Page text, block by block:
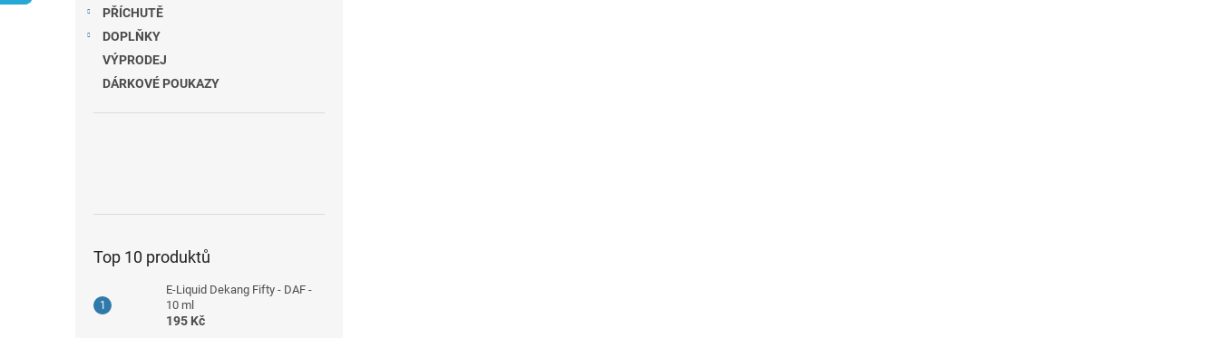
PŘÍCHUTĚ
DOPLŇKY
VÝPRODEJ
DÁRKOVÉ POUKAZY
Top 10 produktů
E-Liquid Dekang Fifty - DAF -
10 ml
195 Kč